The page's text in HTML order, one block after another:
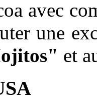
avec
une
et